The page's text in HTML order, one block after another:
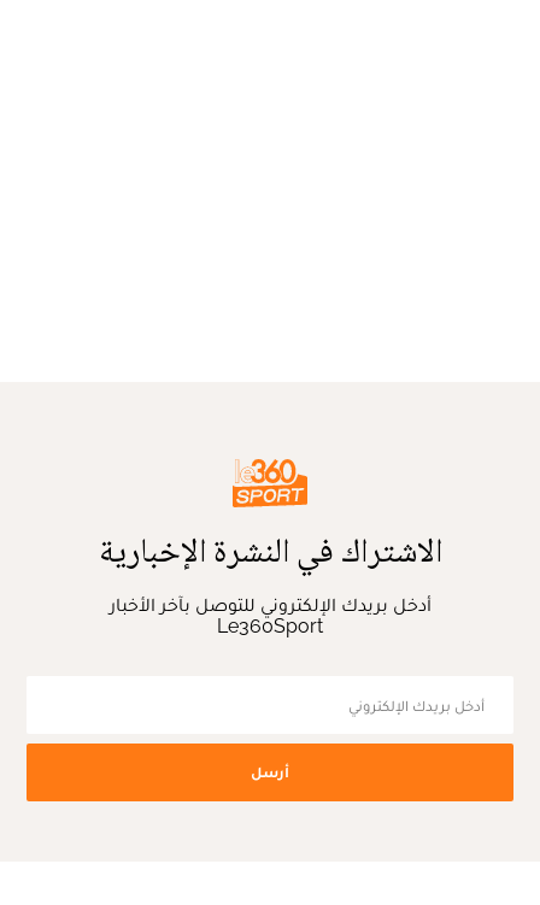
الاشتراك في النشرة الإخبارية
أدخل بريدك الإلكتروني للتوصل بآخر الأخبار
Le360Sport
أرسل